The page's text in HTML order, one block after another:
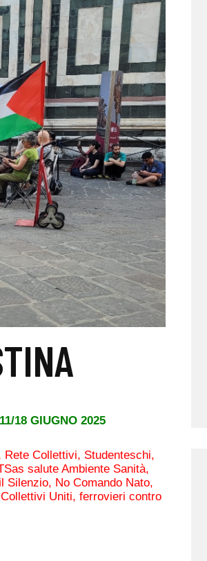
18 GIUGNO 2025
Collettivi, Studenteschi,
salute Ambiente Sanità,
Silenzio, No Comando Nato,
Uniti, ferrovieri contro